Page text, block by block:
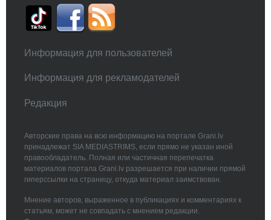
Информация для пользователей
Информация для рекламодателей
Редакция
Авторские права на всю информацию на портале Grani.lv
принадлежат SIA MEDIASTRIMS, если прямо не указан иной
правообладатель. Полная или частичная перепечатка
материалов портала Grani.lv разрешается при наличии прямой
гиперссылки на страницу, откуда материал заимствован.
Мнение авторов, выраженное в публикациях и комментариях к
статьям, может не совпадать с мнением редакции.